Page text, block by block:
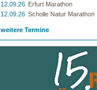
12.09.26 Erfurt Marathon
12.09.26 Scholle Natur Marathon
weitere Termine